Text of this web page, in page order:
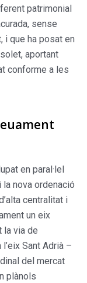
patrimonial
sense
i que ha posat en
aportant
conforme a les
en paral·lel
la nova ordenació
centralitat i
un eix
la via de
Sant Adrià –
del mercat
plànols